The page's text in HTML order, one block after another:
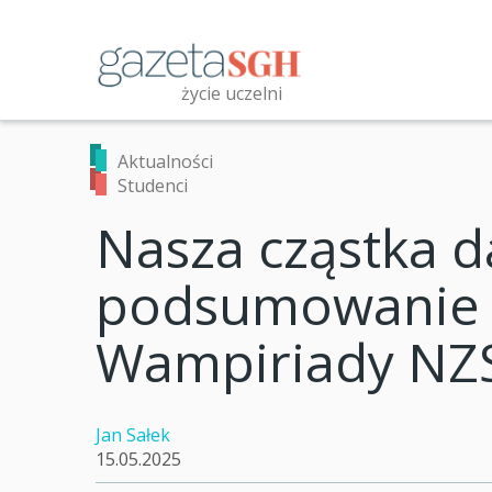
życie uczelni
Przeszukaj witrynę
Aktualności
Studenci
Nasza cząstka
podsumowanie
Wampiriady
Jan Sałek
15.05.2025